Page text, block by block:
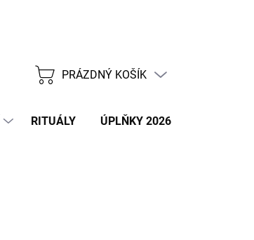
NÁKUPNÍ
PRÁZDNÝ KOŠÍK
RITUÁLY ÚPLŇKY 2026